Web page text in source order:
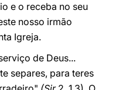
e o receba no seu
nosso irmão
Igreja.
de Deus...
separes, para teres